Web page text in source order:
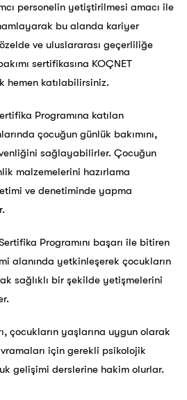
personelin yetiştirilmesi amacı ile
bu alanda kariyer
ve uluslararası geçerliliğe
sertifikasına KOÇNET
hemen katılabilirsiniz.
Programına katılan
çocuğun günlük bakımını,
sağlayabilirler. Çocuğun
malzemelerini hazırlama
ve denetiminde yapma
Programını başarı ile bitiren
alanında yetkinleşerek çocukların
sağlıklı bir şekilde yetişmelerini
çocukların yaşlarına uygun olarak
için gerekli psikolojik
gelişimi derslerine hakim olurlar.